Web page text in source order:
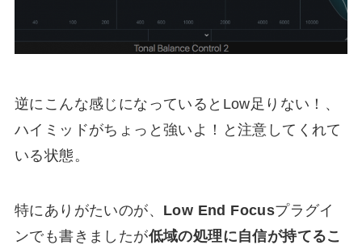
逆にこんな感じになっているとLow足りない！、
ハイミッドがちょっと強いよ！と注意してくれて
いる状態。
特にありがたいのが、 Low End Focusプラグイ
ンでも書きましたが低域の処理に自信が持てるこ